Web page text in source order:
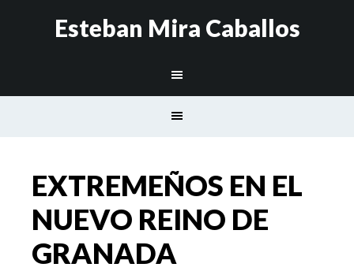
Esteban Mira Caballos
EXTREMEÑOS EN EL
NUEVO REINO DE
GRANADA